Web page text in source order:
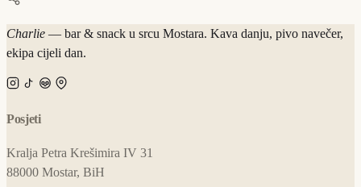
Charlie — bar & snack u srcu Mostara. Kava danju, pivo navečer,
ekipa cijeli dan.
Posjeti
Kralja Petra Krešimira IV 31
88000 Mostar, BiH